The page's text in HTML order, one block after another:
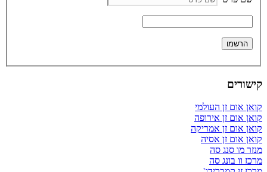
קישורים
קואן אום זן העולמי
קואן אום זן אירופה
קואן אום זן אמריקה
קואן אום זן אסיה
מנזר מו סנג סה
מרכז וו בונג סה